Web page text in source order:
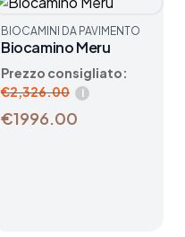
BIOCAMINI DA PAVIMENTO
Biocamino Meru
Prezzo consigliato:
€2,326.00 i
€1996.00